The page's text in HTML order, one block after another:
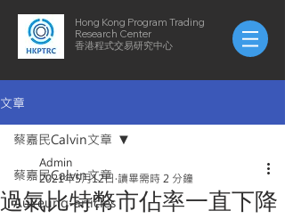
Hong Kong Program Trading
Research Center
​​香港程式交易研究中心
文章
蔡嘉民Calvin文章
AuYeung-articles
蔡嘉民Calvin文章
過氣比特幣市佔率一直下降
Admin
2021年5月12日 讀畢需時 2 分鐘